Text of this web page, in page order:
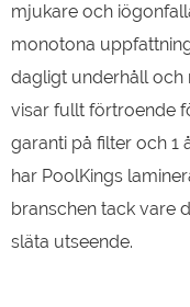
mjukare och
monotona
dagligt underhåll och
visar fullt förtroende
garanti på filter och 1
har PoolKings
branschen tack vare
släta utseende.